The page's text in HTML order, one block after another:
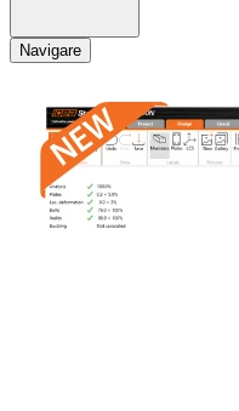
Navigare